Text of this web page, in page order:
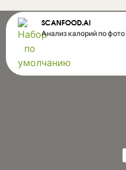
SCANFOOD.AI
Анализ калорий по фото